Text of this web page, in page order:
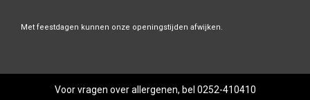
Met feestdagen kunnen onze openingstijden afwijken.
Voor vragen over allergenen, bel 0252-410410